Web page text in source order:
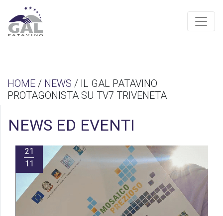
HOME / NEWS / IL GAL PATAVINO
PROTAGONISTA SU TV7 TRIVENETA
NEWS ED EVENTI
21
11